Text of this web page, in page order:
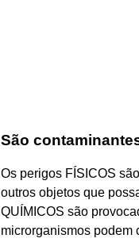
São
Os perigos FÍSICOS
outros objetos que
QUÍMICOS são
microrganismos podem